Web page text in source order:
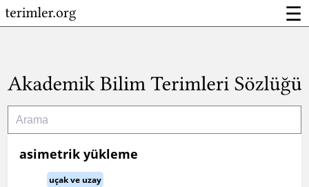
☰
asimetrik yükleme
uçak ve uzay